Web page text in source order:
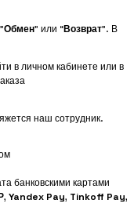
Обмен" или “Возврат”. В
в личном кабинете или в
наш сотрудник.
банковскими картами
, Yandex Pay, Tinkoff Pay,